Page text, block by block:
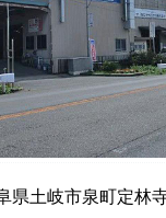
県土岐市泉町定林